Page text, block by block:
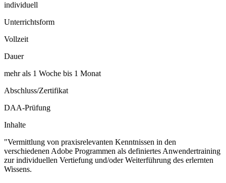
individuell
Unterrichtsform
Vollzeit
Dauer
mehr als 1 Woche bis 1 Monat
Abschluss/Zertifikat
DAA-Prüfung
Inhalte
"Vermittlung von praxisrelevanten Kenntnissen in den
verschiedenen Adobe Programmen als definiertes Anwendertraining
zur individuellen Vertiefung und/oder Weiterführung des erlernten
Wissens.